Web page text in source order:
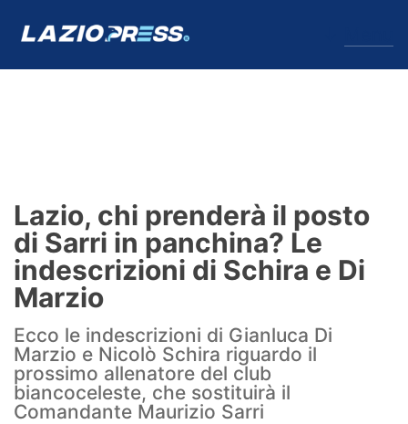
Formello
Infortuni
Primavera
Calciomercato
Lazio Women
Lazio, chi prenderà il posto
di Sarri in panchina? Le
indescrizioni di Schira e Di
Marzio
Ecco le indescrizioni di Gianluca Di
Marzio e Nicolò Schira riguardo il
prossimo allenatore del club
biancoceleste, che sostituirà il
Comandante Maurizio Sarri